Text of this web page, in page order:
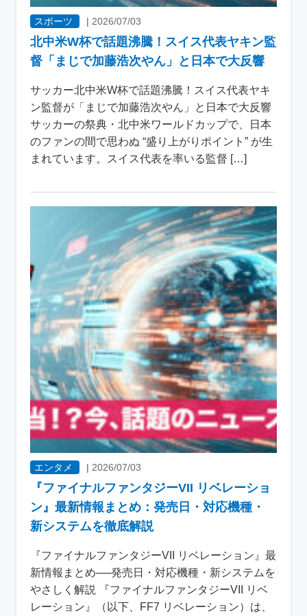
スポーツ |2026/07/03
北中米W杯で話題沸騰！スイス代表ヤキン監
督「まじで加藤浩次やん」と日本で大反響
サッカー北中米W杯で話題沸騰！スイス代表ヤキ
ン監督が「まじで加藤浩次やん」と日本で大反響
サッカーの祭典・北中米ワールドカップで、日本
のファンの間で思わぬ “盛り上がりポイント” が生
まれています。スイス代表を率いる監督 […]
エンタメ | 2026/07/03
『ファイナルファンタジーVII リベレーショ
ン』最新情報まとめ：発売日・対応機種・
新システムを徹底解説
『ファイナルファンタジーVII リベレーション』最
新情報まとめ──発売日・対応機種・新システムを
やさしく解説 『ファイナルファンタジーVII リベ
レーション』（以下、FF7 リベレーション）は、